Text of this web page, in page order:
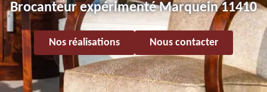
Brocanteur expérimenté Marquein 11410
Nos réalisations Nous contacter